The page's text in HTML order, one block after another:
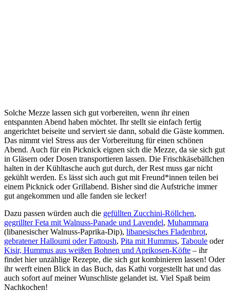
Solche Mezze lassen sich gut vorbereiten, wenn ihr einen
entspannten Abend haben möchtet. Ihr stellt sie einfach fertig
angerichtet beiseite und serviert sie dann, sobald die Gäste kommen.
Das nimmt viel Stress aus der Vorbereitung für einen schönen
Abend. Auch für ein Picknick eignen sich die Mezze, da sie sich gut
in Gläsern oder Dosen transportieren lassen. Die Frischkäsebällchen
halten in der Kühltasche auch gut durch, der Rest muss gar nicht
gekühlt werden. Es lässt sich auch gut mit Freund*innen teilen bei
einem Picknick oder Grillabend. Bisher sind die Aufstriche immer
gut angekommen und alle fanden sie lecker!
Dazu passen würden auch die gefüllten Zucchini-Röllchen,
gegrillter Feta mit Walnuss-Panade und Lavendel, Muhammara
(libanesischer Walnuss-Paprika-Dip), libanesisches Fladenbrot,
gebratener Halloumi oder Fattoush, Pita mit Hummus, Taboule oder
Kisir, Hummus aus weißen Bohnen und Aprikosen-Köfte – ihr
findet hier unzählige Rezepte, die sich gut kombinieren lassen! Oder
ihr werft einen Blick in das Buch, das Kathi vorgestellt hat und das
auch sofort auf meiner Wunschliste gelandet ist. Viel Spaß beim
Nachkochen!